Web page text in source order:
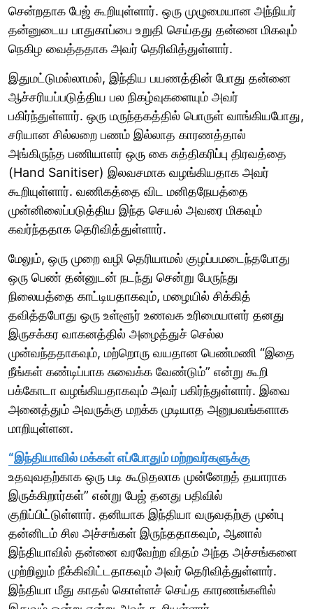
சென்றதாக பேஜ் கூறியுள்ளார். ஒரு முழுமையான அந்நியர்
தன்னுடைய பாதுகாப்பை உறுதி செய்தது தன்னை மிகவும்
நெகிழ வைத்ததாக அவர் தெரிவித்துள்ளார்.
இதுமட்டுமல்லாமல், இந்திய பயணத்தின் போது தன்னை
ஆச்சரியப்படுத்திய பல நிகழ்வுகளையும் அவர்
பகிர்ந்துள்ளார். ஒரு மருந்தகத்தில் பொருள் வாங்கியபோது,
சரியான சில்லறை பணம் இல்லாத காரணத்தால்
அங்கிருந்த பணியாளர் ஒரு கை சுத்திகரிப்பு திரவத்தை
(Hand Sanitiser) இலவசமாக வழங்கியதாக அவர்
கூறியுள்ளார். வணிகத்தை விட மனிதநேயத்தை
முன்னிலைப்படுத்திய இந்த செயல் அவரை மிகவும்
கவர்ந்ததாக தெரிவித்துள்ளார்.
மேலும், ஒரு முறை வழி தெரியாமல் குழப்பமடைந்தபோது
ஒரு பெண் தன்னுடன் நடந்து சென்று பேருந்து
நிலையத்தை காட்டியதாகவும், மழையில் சிக்கித்
தவித்தபோது ஒரு உள்ளூர் உணவக உரிமையாளர் தனது
இருசக்கர வாகனத்தில் அழைத்துச் செல்ல
முன்வந்ததாகவும், மற்றொரு வயதான பெண்மணி “இதை
நீங்கள் கண்டிப்பாக சுவைக்க வேண்டும்” என்று கூறி
பக்கோடா வழங்கியதாகவும் அவர் பகிர்ந்துள்ளார். இவை
அனைத்தும் அவருக்கு மறக்க முடியாத அனுபவங்களாக
மாறியுள்ளன.
“இந்தியாவில் மக்கள் எப்போதும் மற்றவர்களுக்கு
உதவுவதற்காக ஒரு படி கூடுதலாக முன்னேறத் தயாராக
இருக்கிறார்கள்” என்று பேஜ் தனது பதிவில்
குறிப்பிட்டுள்ளார். தனியாக இந்தியா வருவதற்கு முன்பு
தன்னிடம் சில அச்சங்கள் இருந்ததாகவும், ஆனால்
இந்தியாவில் தன்னை வரவேற்ற விதம் அந்த அச்சங்களை
முற்றிலும் நீக்கிவிட்டதாகவும் அவர் தெரிவித்துள்ளார்.
இந்தியா மீது காதல் கொள்ளச் செய்த காரணங்களில்